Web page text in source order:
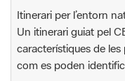
Itinerari per l’entorn
Un itinerari guiat pel
característiques de
com es poden